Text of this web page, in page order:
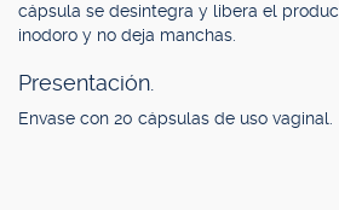
cápsula se desintegra y libera el
inodoro y no deja manchas.
Presentación.
Envase con 20 cápsulas de uso vaginal.